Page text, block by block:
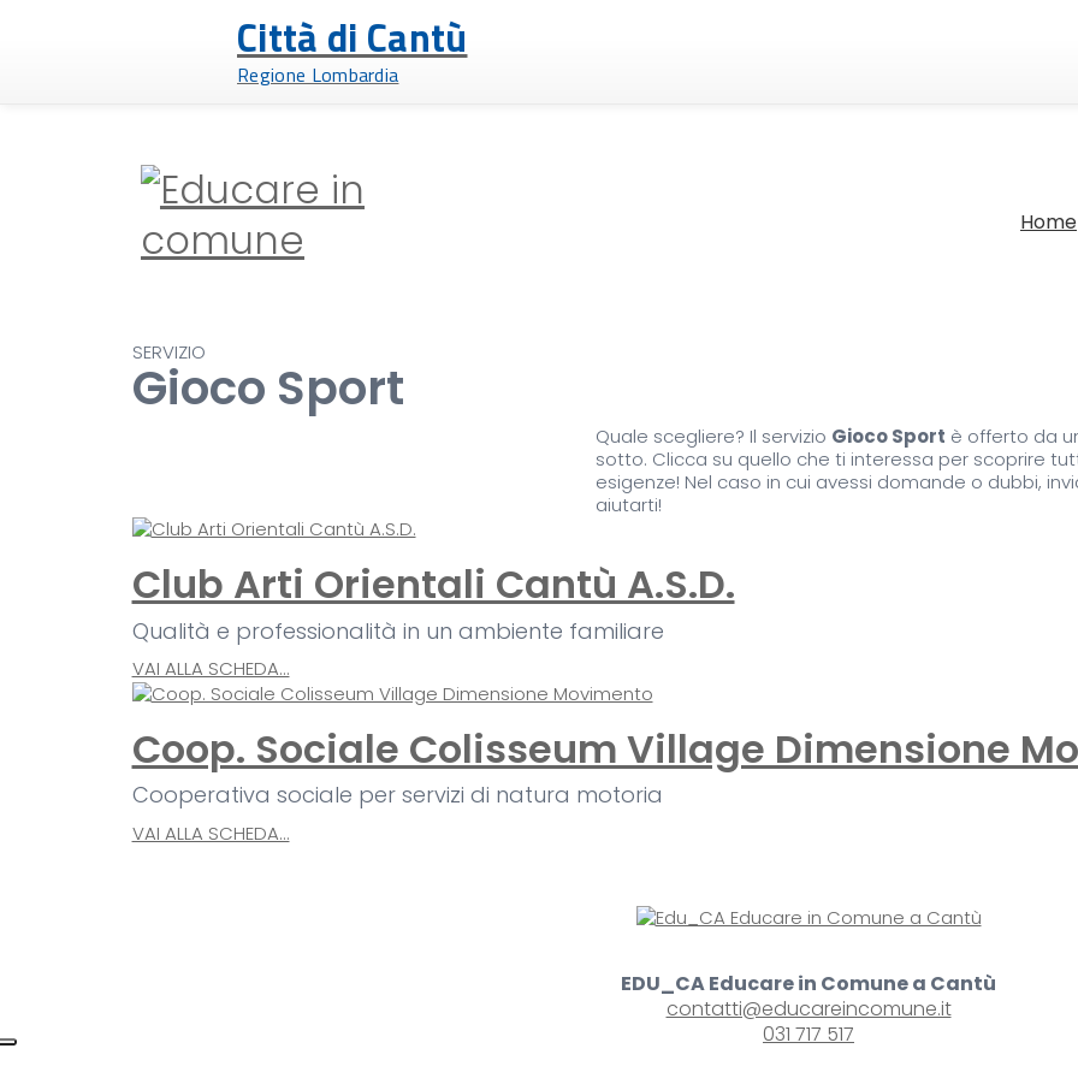
Città di Cantù
Regione Lombardia
Home
SERVIZIO
Gioco Sport
Quale scegliere? Il servizio Gioco Sport è offerto da
sotto. Clicca su quello che ti interessa per scoprire
esigenze! Nel caso in cui avessi domande o dubbi,
aiutarti!
Club Arti Orientali Cantù A.S.D.
Qualità e professionalità in un ambiente familiare
VAI ALLA SCHEDA...
Coop. Sociale Colisseum Village Dimensione
Cooperativa sociale per servizi di natura motoria
VAI ALLA SCHEDA...
EDU_CA Educare in Comune a Cantù
contatti@educareincomune.it
031 717 517